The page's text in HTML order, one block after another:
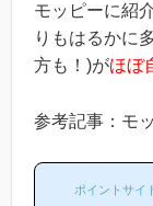
モッピーに紹
りもはるかに
方も！)がほぼ
参考記事：モ
ポイントサイ